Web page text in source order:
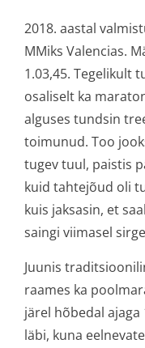
2018. aastal
MMiks Valencias.
1.03,45. Tegelikult
osaliselt ka
alguses tundsin
toimunud. Too
tugev tuul, paistis
kuid tahtejõud oli
kuis jaksasin, et
saingi viimasel
Juunis
raames ka
järel hõbedal ajaga
läbi, kuna